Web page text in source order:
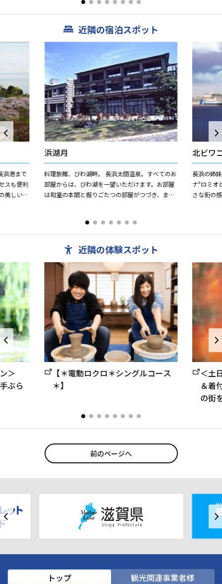
近隣の宿泊スポット
浜港まで
スも便利
美しい眺
浜湖月
料理旅館、びわ湖畔。 長浜太閤温泉。すべてのお
部屋からは、びわ湖を一望いただけます。お部屋
は和室の本間と掘りごたつの部屋がつづき、ま
北ビワ
長浜の姉
ナ"ロミオ
さな街の
近隣の体験スポット
＞
ぶら
【＊電動ロクロ＊シングルコース
＊】
＜土
＆着
の街
前のページへ
トップ 観光関連事業者様